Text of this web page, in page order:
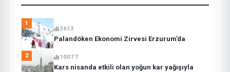
1
2613
Palandöken Ekonomi Zirvesi Erzurum’da
2 10077
Kars nisanda etkili olan yoğun kar yağışıyla